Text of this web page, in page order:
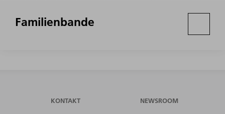
Familienbande
KONTAKT NEWSROOM